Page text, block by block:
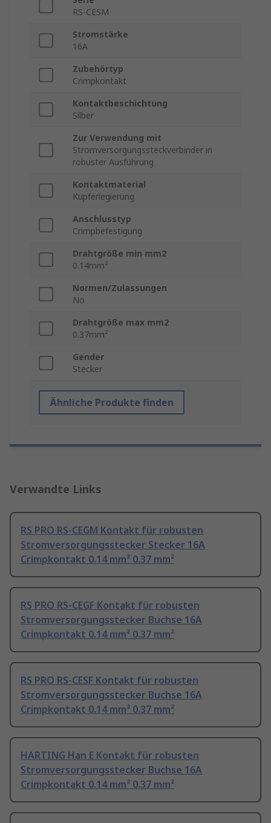
RS-CESM
Stromstärke
16A
Zubehörtyp
Crimpkontakt
Kontaktbeschichtung
Silber
Zur Verwendung mit
Stromversorgungssteckverbinder in
robuster Ausführung
Kontaktmaterial
Kupferlegierung
Anschlusstyp
Crimpbefestigung
Drahtgröße min mm2
0.14mm²
Normen/Zulassungen
No
Drahtgröße max mm2
0.37mm²
Gender
Stecker
Ähnliche Produkte finden
Verwandte Links
RS PRO RS-CEGM Kontakt für robusten
Stromversorgungsstecker Stecker 16A
Crimpkontakt 0.14 mm² 0.37 mm²
RS PRO RS-CEGF Kontakt für robusten
Stromversorgungsstecker Buchse 16A
Crimpkontakt 0.14 mm² 0.37 mm²
RS PRO RS-CESF Kontakt für robusten
Stromversorgungsstecker Buchse 16A
Crimpkontakt 0.14 mm² 0.37 mm²
HARTING Han E Kontakt für robusten
Stromversorgungsstecker Buchse 16A
Crimpkontakt 0.14 mm² 0.37 mm²